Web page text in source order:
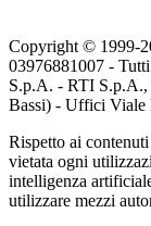
Copyright © 1999-
03976881007 -
S.p.A. - RTI S.p.A.,
Bassi) - Uffici Viale
Rispetto ai
vietata ogni
intelligenza
utilizzare mezzi